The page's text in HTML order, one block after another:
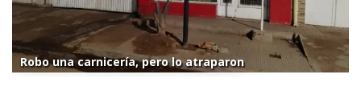
Robo una carnicería, pero lo atraparon